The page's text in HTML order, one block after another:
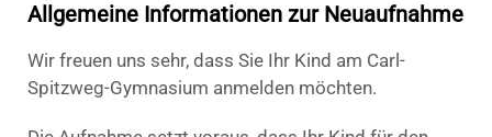
Allgemeine Informationen zur Neuaufnahme
Wir freuen uns sehr, dass Sie Ihr Kind am Carl-
Spitzweg-Gymnasium anmelden möchten.